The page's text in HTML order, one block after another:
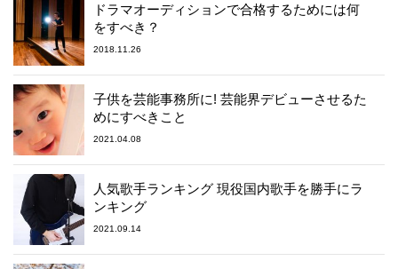
ドラマオーディションで合格するためには何
をすべき？
2018.11.26
子供を芸能事務所に! 芸能界デビューさせるた
めにすべきこと
2021.04.08
人気歌手ランキング 現役国内歌手を勝手にラ
ンキング
2021.09.14